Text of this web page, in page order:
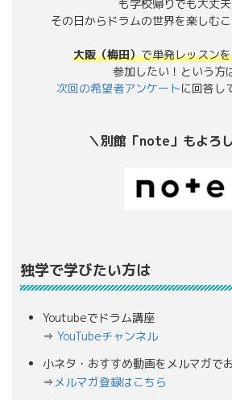
も学校帰りでも大丈夫
その日からドラムの世界を楽しむ
大阪（梅田）で単発レッスン
参加したい！という方
次回の希望者アンケートに回答し
＼別館「note」もよろ
独学で学びたい方は
Youtubeでドラム講座
⇒ YouTubeチャンネル
小ネタ・おすすめ動画をメルマガで
⇒メルマガ登録はこちら